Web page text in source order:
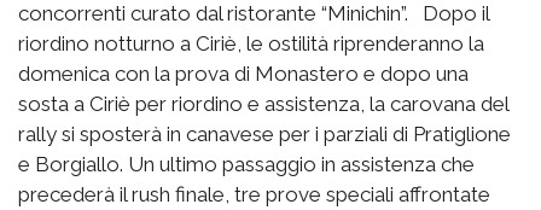
concorrenti curato dal ristorante “Minichin”. Dopo il
riordino notturno a Ciriè, le ostilità riprenderanno la
domenica con la prova di Monastero e dopo una
sosta a Ciriè per riordino e assistenza, la carovana del
rally si sposterà in canavese per i parziali di Pratiglione
e Borgiallo. Un ultimo passaggio in assistenza che
precederà il rush finale, tre prove speciali affrontate